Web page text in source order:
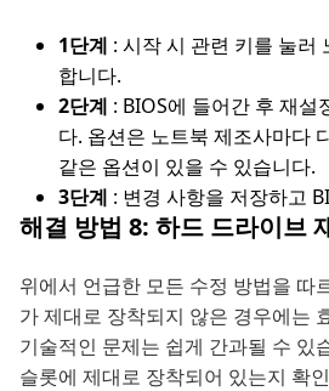
1단계 : 시작 시 관련 키를 눌러
합니다.
2단계 : BIOS에 들어간 후 재설
다. 옵션은 노트북 제조사마다
같은 옵션이 있을 수 있습니다.
3단계 : 변경 사항을 저장하고
해결 방법 8: 하드 드라이브
위에서 언급한 모든 수정 방법을 따
가 제대로 장착되지 않은 경우에는
기술적인 문제는 쉽게 간과될 수 있
슬롯에 제대로 장착되어 있는지 확